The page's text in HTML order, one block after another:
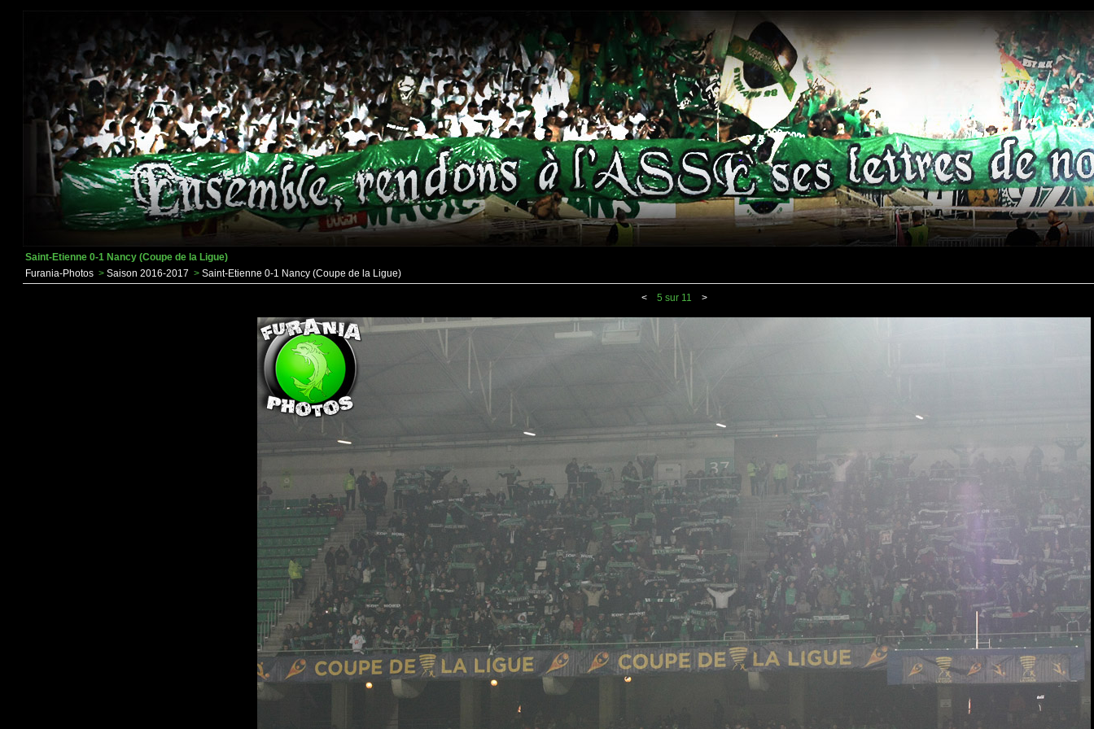
Saint-Etienne 0-1 Nancy (Coupe de la Ligue)
Furania-Photos > Saison 2016-2017 > Saint-Etienne 0-1 Nancy (Coupe de la Ligue)
< 5 sur 11 >